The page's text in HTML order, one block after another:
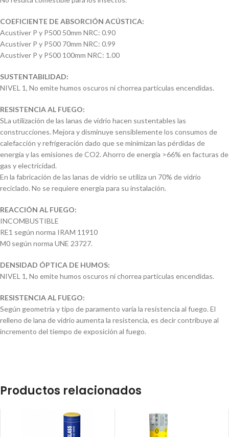
COEFICIENTE DE ABSORCIÓN ACÚSTICA:
Acustiver P y P500 50mm NRC: 0.90
Acustiver P y P500 70mm NRC: 0.99
Acustiver P y P500 100mm NRC: 1.00
SUSTENTABILIDAD:
NIVEL 1, No emite humos oscuros ni chorrea partículas encendidas.
RESISTENCIA AL FUEGO:
SLa utilización de las lanas de vidrio hacen sustentables las
construcciones. Mejora y disminuye sensiblemente los consumos de
calefacción y refrigeración dado que se minimizan las pérdidas de
energía y las emisiones de CO2. Ahorro de energía >66% en facturas de
gas y electricidad.
En la fabricación de las lanas de vidrio se utiliza un 70% de vidrio
reciclado. No se requiere energía para su instalación.
REACCIÓN AL FUEGO:
INCOMBUSTIBLE
RE1 según norma IRAM 11910
M0 según norma UNE 23727.
DENSIDAD ÓPTICA DE HUMOS:
NIVEL 1, No emite humos oscuros ni chorrea partículas encendidas.
RESISTENCIA AL FUEGO:
Según geometría y tipo de paramento varía la resistencia al fuego. El
relleno de lana de vidrio aumenta la resistencia, es decir contribuye al
incremento del tiempo de exposición al fuego.
Productos relacionados